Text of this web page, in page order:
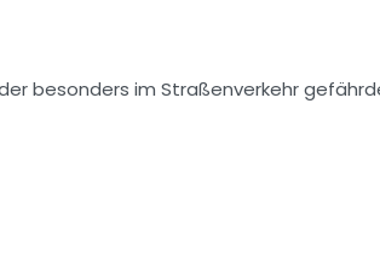
besonders im Straßenverkehr